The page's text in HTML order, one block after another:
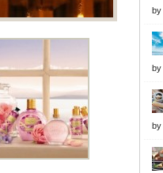
by
by
by